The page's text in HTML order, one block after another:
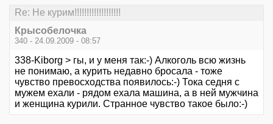
Re: Не курим!!!!!!!!!!!!!!!!!!!
Крысобелочка
340 - 24.09.2009 - 08:57
338-Kiborg > гы, и у меня так:-) Алкоголь всю жизнь
не понимаю, а курить недавно бросала - тоже
чувство превосходства появилось:-) Тока седня с
мужем ехали - рядом ехала машина, а в ней мужчина
и женщина курили. Странное чувство такое было:-)